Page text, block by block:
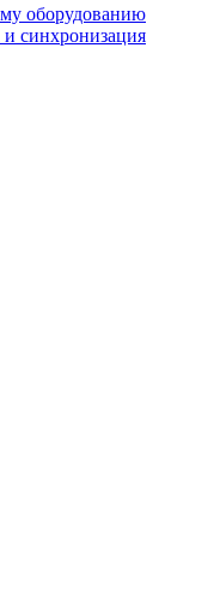
оборудованию
и синхронизация